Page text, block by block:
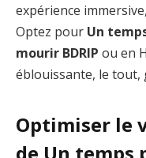
expérience
Optez pour Un
mourir BDRIP ou en
éblouissante, le tout,
Optimiser le